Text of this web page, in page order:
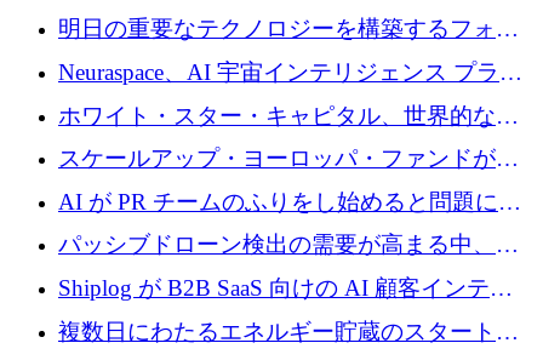
Modal Labsがロンドンオフィスを開設
明日の重要なテクノロジーを構築するフォト
ニクスのスケールアップに対応する
Neuraspace、AI 宇宙インテリジェンス プラッ
トフォームの拡大に 1,560 万ユーロを投資
ホワイト・スター・キャピタル、世界的なス
タートアップをシリーズAからBまで支援する
ために2億5,000万ドルのファンドIVを閉鎖
スケールアップ・ヨーロッパ・ファンドが初
の投資を行い、Iceeyeの10億ユーロのラウンド
を共同主導
AI が PR チームのふりをし始めると問題にな
ります
パッシブドローン検出の需要が高まる中、
Monava が資金調達ラウンドを終了
Shiplog が B2B SaaS 向けの AI 顧客インテリ
ジェンスを構築するために 100 万ドルを調達
複数日にわたるエネルギー貯蔵のスタートア